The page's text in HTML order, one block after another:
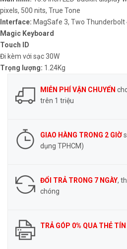
pixels, 500 nits, True Tone
Interface: MagSafe 3, Two
Magic Keyboard
Touch ID
Đi kèm với sạc 30W
Trọng lượng: 1.24Kg
MIỄN PHÍ VẬN CHUYỂN
trên 1 triệu
GIAO HÀNG TRONG 2 GIỜ
dụng TPHCM)
ĐỔI TRẢ TRONG 7 NGÀY,
chóng
TRẢ GÓP 0% QUA THẺ TÍN